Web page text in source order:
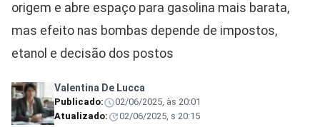
origem e abre espaço para gasolina mais barata,
mas efeito nas bombas depende de impostos,
etanol e decisão dos postos
Valentina De Lucca
Publicado:
02/06/2025, às 20:01
Atualizado:
02/06/2025, s 20:15